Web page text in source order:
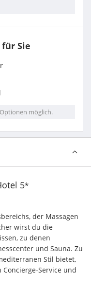
Sie
möglich.
5*
der Massagen
wirst du die
zu denen
und Sauna. Zu
Stil bietet,
Concierge-Service und